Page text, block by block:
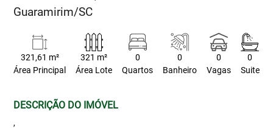
Guaramirim/SC
321,61 m²
Área Principal
321 m²
Área Lote
0
Quartos
0
Banheiro
0
Vagas
0
Suite
DESCRIÇÃO DO IMÓVEL
,